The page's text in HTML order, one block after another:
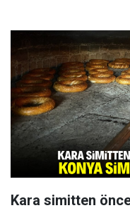
Kara simitten önce